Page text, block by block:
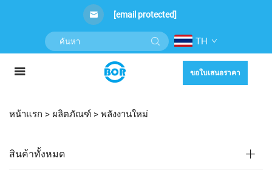
[email protected]
TH
ขอใบเสนอราคา
หน้าแรก > ผลิตภัณฑ์ > พลังงานใหม่
สินค้าทั้งหมด